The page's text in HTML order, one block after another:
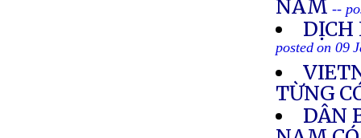
NAM--
DỊCH
posted on 09
TỪNG
DÂN